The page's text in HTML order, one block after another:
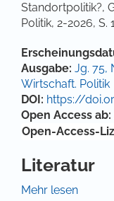
Standortpolitik?,
Politik, 2-2026, S.
Artikel-
Ausgabe: Jg. 75,
Wirtschaft. Politik
DOI: https://
Open Access ab:
Open-Access-
Literatur
Biedenkopf, Kurt/
Mehr lesen